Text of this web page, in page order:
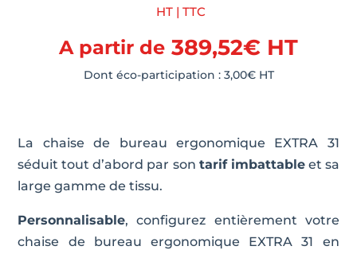
HT | TTC
A partir de 389,52€ HT
Dont éco-participation : 3,00€HT
La chaise de bureau ergonomique EXTRA 31
séduit tout d’abord par son tarif imbattableet sa
large gamme de tissu.
Personnalisable, configurez entièrement votre
chaise de bureau ergonomique EXTRA 31 en